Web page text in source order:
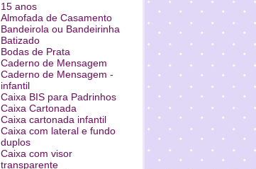
15 anos
Almofada de Casamento
Bandeirola ou Bandeirinha
Batizado
Bodas de Prata
Caderno de Mensagem
Caderno de Mensagem -
infantil
Caixa BIS para Padrinhos
Caixa Cartonada
Caixa cartonada infantil
Caixa com lateral e fundo
duplos
Caixa com visor
transparente